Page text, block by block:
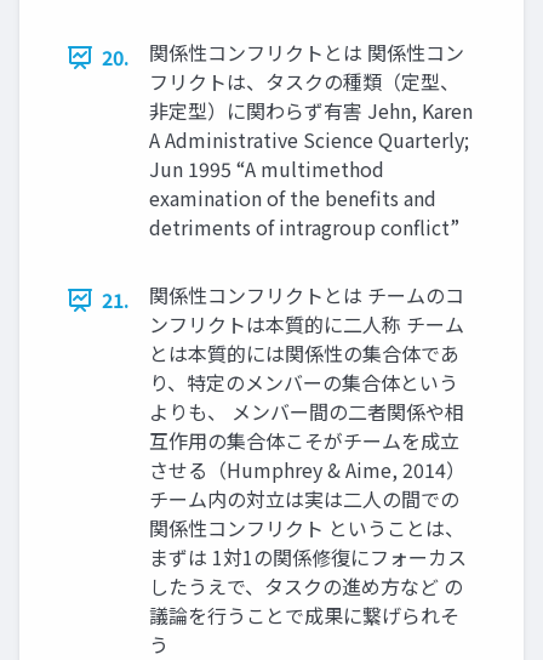
20.
関係性コンフリクトとは 関係性コン
フリクトは、タスクの種類（定型、
非定型）に関わらず有害 Jehn, Karen
A Administrative Science Quarterly;
Jun 1995 “A multimethod
examination of the benefits and
detriments of intragroup conflict”
21.
関係性コンフリクトとは チームのコ
ンフリクトは本質的に二人称 チーム
とは本質的には関係性の集合体であ
り、特定のメンバーの集合体という
よりも、 メンバー間の二者関係や相
互作用の集合体こそがチームを成立
させる（Humphrey & Aime, 2014）
チーム内の対立は実は二人の間での
関係性コンフリクト ということは、
まずは 1対1の関係修復にフォーカス
したうえで、タスクの進め方など の
議論を行うことで成果に繋げられそ
う